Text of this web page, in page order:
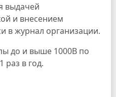
выдачей
и внесением
в журнал организации.
до и выше 1000В по
раз в год.